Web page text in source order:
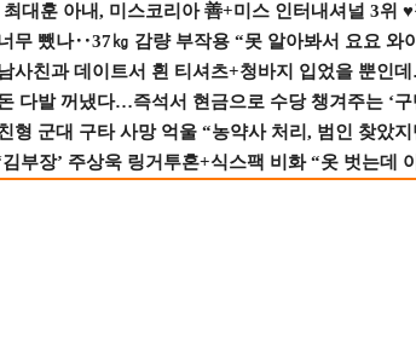
최대훈 아내, 미스코리아 善+미스 인터내셔널 3위
무 뺐나‥37㎏ 감량 부작용 “못 알아봐서 요요 와
사친과 데이트서 흰 티셔츠+청바지 입었을 뿐인
다발 꺼냈다…즉석서 현금으로 수당 챙겨주는 ‘구
형 군대 구타 사망 억울 “농약사 처리, 범인 찾았
김부장’ 주상욱 링거투혼+식스팩 비화 “옷 벗는데